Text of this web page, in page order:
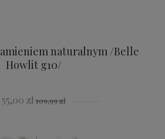
naturalnym /Belle
Howlit g10/
55,00 zł 109,99 zł